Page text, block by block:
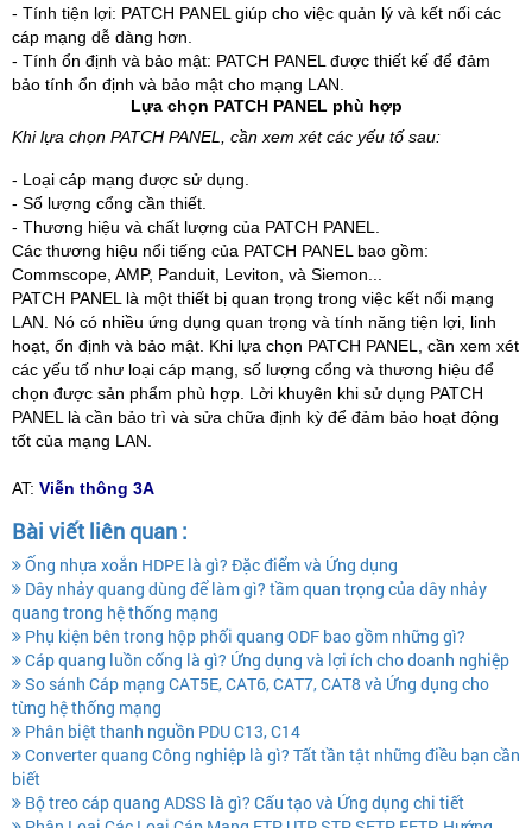
- Tính tiện lợi: PATCH PANEL giúp cho việc quản lý và kết nối các
cáp mạng dễ dàng hơn.
- Tính ổn định và bảo mật: PATCH PANEL được thiết kế để đảm
bảo tính ổn định và bảo mật cho mạng LAN.
Lựa chọn PATCH PANEL phù hợp
Khi lựa chọn PATCH PANEL, cần xem xét các yếu tố sau:
- Loại cáp mạng được sử dụng.
- Số lượng cổng cần thiết.
- Thương hiệu và chất lượng của PATCH PANEL.
Các thương hiệu nổi tiếng của PATCH PANEL bao gồm:
Commscope, AMP, Panduit, Leviton, và Siemon...
PATCH PANEL là một thiết bị quan trọng trong việc kết nối mạng
LAN. Nó có nhiều ứng dụng quan trọng và tính năng tiện lợi, linh
hoạt, ổn định và bảo mật. Khi lựa chọn PATCH PANEL, cần xem xét
các yếu tố như loại cáp mạng, số lượng cổng và thương hiệu để
chọn được sản phẩm phù hợp. Lời khuyên khi sử dụng PATCH
PANEL là cần bảo trì và sửa chữa định kỳ để đảm bảo hoạt động
tốt của mạng LAN.
AT: Viễn thông 3A
Bài viết liên quan :
Ống nhựa xoắn HDPE là gì? Đặc điểm và Ứng dụng
Dây nhảy quang dùng để làm gì? tầm quan trọng của dây nhảy
quang trong hệ thống mạng
Phụ kiện bên trong hộp phối quang ODF bao gồm những gì?
Cáp quang luồn cống là gì? Ứng dụng và lợi ích cho doanh nghiệp
So sánh Cáp mạng CAT5E, CAT6, CAT7, CAT8 và Ứng dụng cho
từng hệ thống mạng
Phân biệt thanh nguồn PDU C13, C14
Converter quang Công nghiệp là gì? Tất tần tật những điều bạn cần
biết
Bộ treo cáp quang ADSS là gì? Cấu tạo và Ứng dụng chi tiết